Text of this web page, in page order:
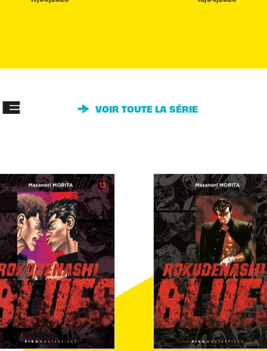
VOIR TOUTE LA SÉRIE